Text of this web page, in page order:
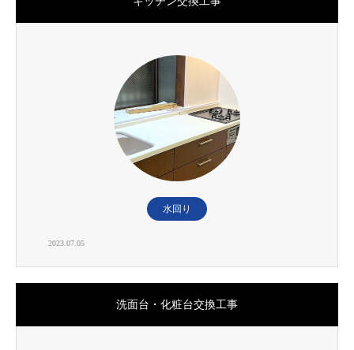
水回り
2023.07.05
洗面台・化粧台交換工事